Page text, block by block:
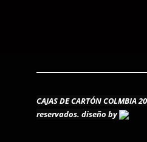
CAJAS DE CARTÓN COLMBIA
reservados. diseño by